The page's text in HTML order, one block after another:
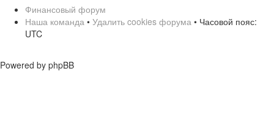
Финансовый форум
Наша команда • Удалить cookies форума • Часовой пояс:
UTC
Powered by phpBB